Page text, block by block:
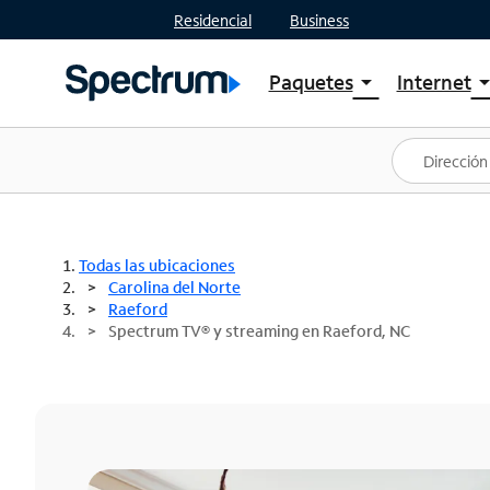
Residencial Business
Paquetesarrow_drop_down
Ver paquetes
Spectrum One
Mejores ofertas
Internetarrow_drop_down
Planes
Todas las ubicaciones
Carolina del Norte
Raeford
Spectrum TV® y streaming en Raeford, NC